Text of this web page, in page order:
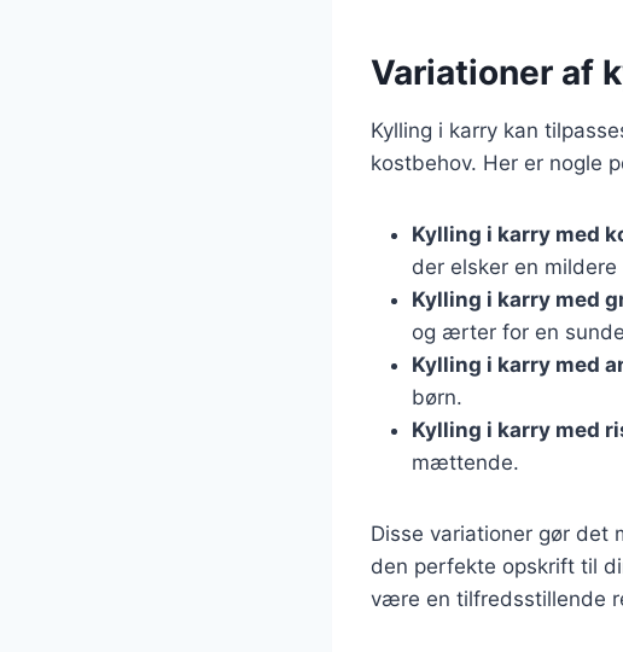
Variationer af
Kylling i karry kan
kostbehov. Her er nogle
Kylling i karry med
der elsker en mildere
Kylling i karry med
og ærter for en
Kylling i karry med
børn.
Kylling i karry med
mættende.
Disse variationer gør det
den perfekte opskrift til
være en tilfredsstillende